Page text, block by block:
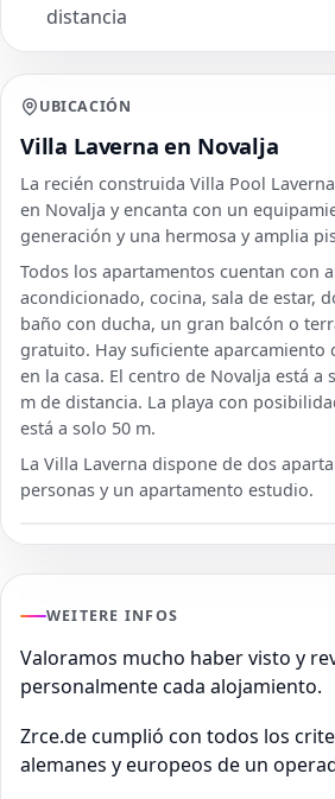
distancia
UBICACIÓN
Villa Laverna en Novalja
La recién construida Villa Pool
en Novalja y encanta con un
generación y una hermosa y amplia
Todos los apartamentos cuentan con
acondicionado, cocina, sala de estar,
baño con ducha, un gran balcón o
gratuito. Hay suficiente aparcamiento
en la casa. El centro de Novalja está a
m de distancia. La playa con
está a solo 50 m.
La Villa Laverna dispone de dos
personas y un apartamento estudio.
WEITERE INFOS
Valoramos mucho haber visto y
personalmente cada alojamiento.
Zrce.de cumplió con todos los
alemanes y europeos de un